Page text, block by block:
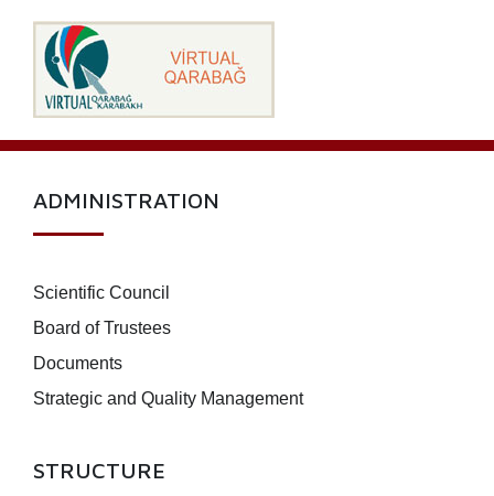
ADMINISTRATION
Scientific Council
Board of Trustees
Documents
Strategic and Quality Management
STRUCTURE